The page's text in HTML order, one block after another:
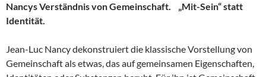
Nancys Verständnis von Gemeinschaft. „Mit-Sein“ statt
Identität.
Jean-Luc Nancy dekonstruiert die klassische Vorstellung von
Gemeinschaft als etwas, das auf gemeinsamen Eigenschaften,